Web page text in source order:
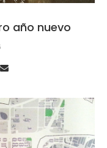
año nuevo